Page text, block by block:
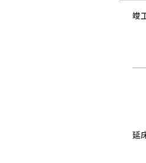
竣
延